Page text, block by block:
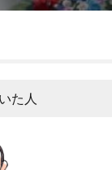
た人